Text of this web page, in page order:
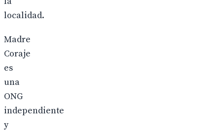
localidad.
Madre
Coraje
es
una
ONG
independiente
y